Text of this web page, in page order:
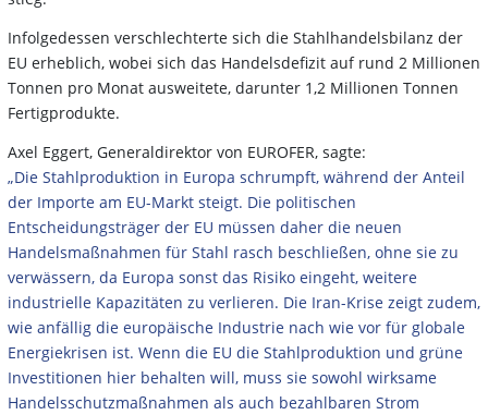
Infolgedessen verschlechterte sich die Stahlhandelsbilanz der
EU erheblich, wobei sich das Handelsdefizit auf rund 2 Millionen
Tonnen pro Monat ausweitete, darunter 1,2 Millionen Tonnen
Fertigprodukte.
Axel Eggert, Generaldirektor von EUROFER, sagte:
„Die Stahlproduktion in Europa schrumpft, während der Anteil
der Importe am EU-Markt steigt. Die politischen
Entscheidungsträger der EU müssen daher die neuen
Handelsmaßnahmen für Stahl rasch beschließen, ohne sie zu
verwässern, da Europa sonst das Risiko eingeht, weitere
industrielle Kapazitäten zu verlieren. Die Iran-Krise zeigt zudem,
wie anfällig die europäische Industrie nach wie vor für globale
Energiekrisen ist. Wenn die EU die Stahlproduktion und grüne
Investitionen hier behalten will, muss sie sowohl wirksame
Handelsschutzmaßnahmen als auch bezahlbaren Strom